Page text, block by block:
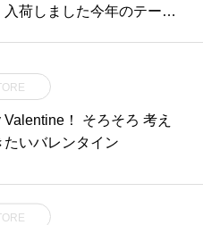
入荷しました今年のテーマ
のでこの形なら新しい生活
込むでしょう ・#oliverpeop
めがね#hausmatsue #
江#松江メガネ#新生活
Valentine！ そろそろ 考え
たいバレンタイン